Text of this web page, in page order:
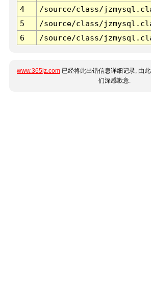
4
/source/class/
5
/source/class/
6
/source/class/
www.365jz.com 已经将此出错信息详细记录, 由
们深感歉意.